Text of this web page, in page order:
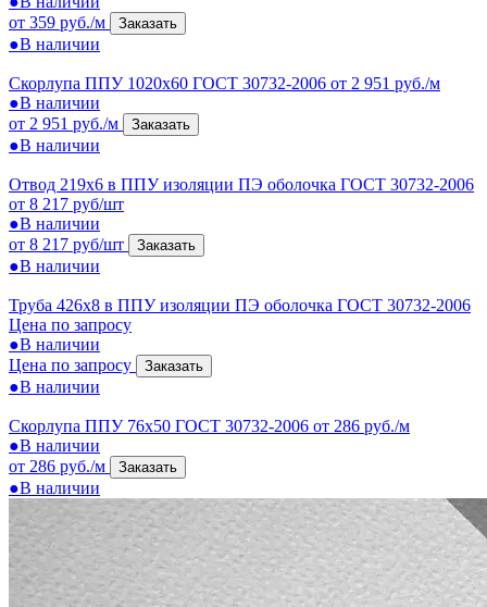
от 359 руб./м
Заказать
●В наличии
Скорлупа ППУ 1020x60 ГОСТ 30732-2006 от 2 951 руб./м
●В наличии
от 2 951 руб./м
Заказать
●В наличии
Отвод 219х6 в ППУ изоляции ПЭ оболочка ГОСТ 30732-2006
от 8 217 руб/шт
●В наличии
от 8 217 руб/шт
Заказать
●В наличии
Труба 426х8 в ППУ изоляции ПЭ оболочка ГОСТ 30732-2006
Цена по запросу
●В наличии
Цена по запросу
Заказать
●В наличии
Скорлупа ППУ 76x50 ГОСТ 30732-2006 от 286 руб./м
●В наличии
от 286 руб./м
Заказать
●В наличии